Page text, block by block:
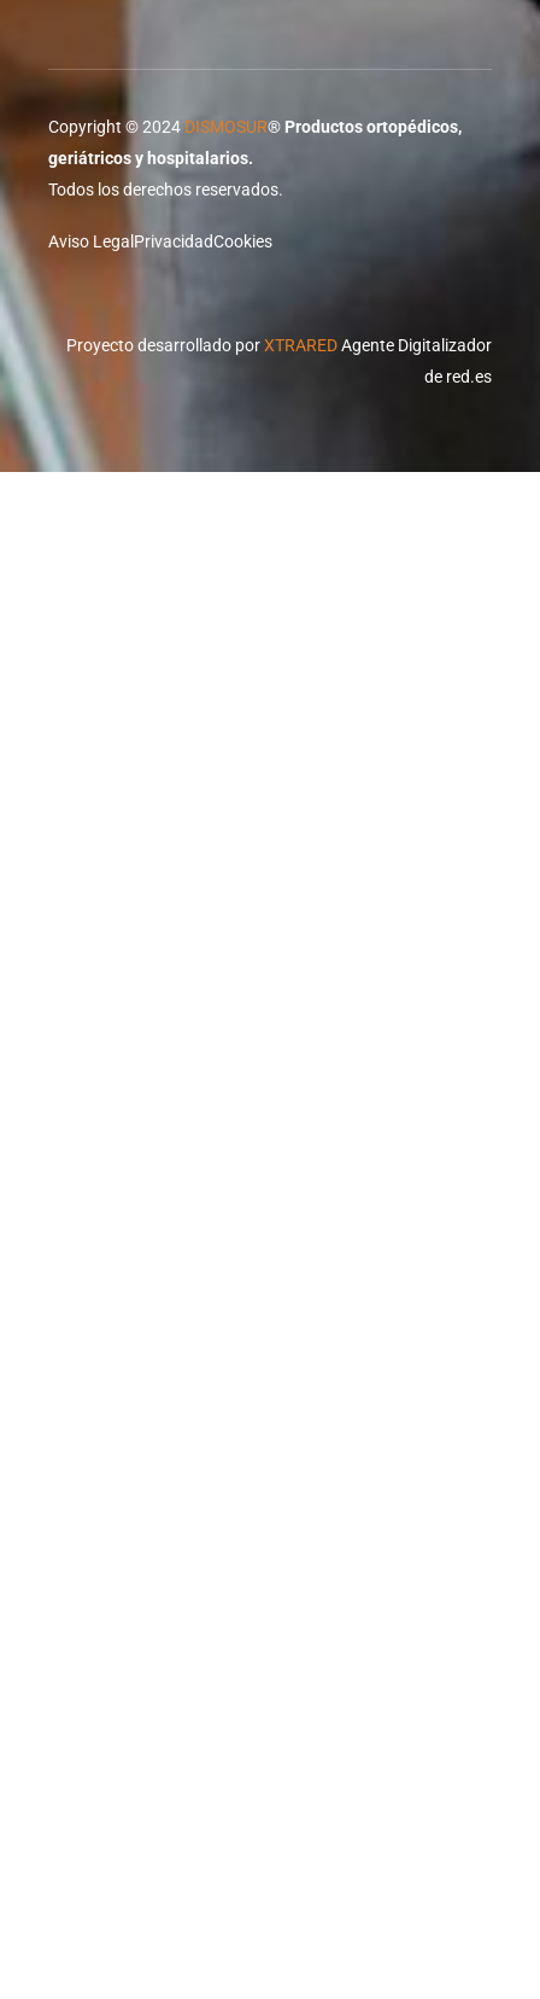
Copyright © 2024 DISMOSUR® Productos ortopédicos,
geriátricos y hospitalarios.
Todos los derechos reservados.
Aviso LegalPrivacidadCookies
Proyecto desarrollado porXTRAREDAgente Digitalizador
de red.es